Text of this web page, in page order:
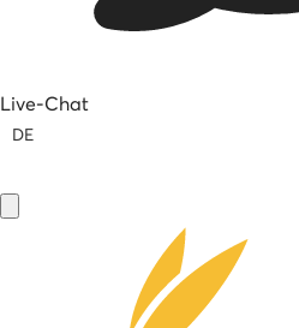
Live-Chat
DE